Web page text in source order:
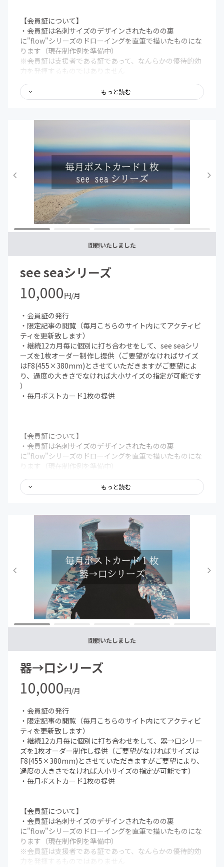
【会員証について】
・会員証は名刺サイズのデザインされたものの裏
に"flow"シリーズのドローイングを直筆で描いたものにな
ります（現在制作例を準備中）
※会員証は支援者である証であって、なんらかの優待的効
力を発揮するものではありません
【限定記事について】
・活動記録・近況報告とそれに対する心境や展望などを投
※打ち合わせの進行程度・オーダー内容等により期間が
変動いたします
※詳細なお届け日程につきましては打ち合わせの中でご
連絡させていただきます
※公共交通機関の状況等により到着が遅れる可能性もあ
りますのでご了承ください
・作品サイズは特典ごとの詳細に記載した通りになりま
す、その他のサイズへの変更につきましては、程度により
ますが対応可
能の場合もありますのでご相談ください
・完成後の修正は不可能となります
ものから似たタイプがべースになります、スタイルが全く
のを制作することはできませんのでご了承ください（本
文記載のイメージ画像やプロフィールのリンクより
Instagramをご覧ください）
【支援継続による特典について】
・継続6ヶ月後、12ヶ月が経過した時点でこちらよりご連
絡申しあげます
（その後作品のお届けまでは【オーダー制作について】
をご覧ください）
・途中で支援を辞め、再度支援を開始した場合、以前の継
続支援期間はカウントされません
もっと読む
閉鎖いたしました
see seaシリーズ
10,000円/月
・会員証の発行
・限定記事の閲覧（毎月こちらのサイト内にてアクティビ
ティを更新致します）
・継続12カ月毎に個別に打ち合わせをして、see seaシリ
ーズを1枚オーダー制作し提供（ご要望がなければサイズ
はF8(455×380mm)とさせていただきますがご要望によ
り、過度の大きさでなければ大小サイズの指定が可能です
）
・毎月ポストカード1枚の提供
【会員証について】
・会員証は名刺サイズのデザインされたものの裏
に"flow"シリーズのドローイングを直筆で描いたものにな
ります（現在制作例を準備中）
力を発揮するものではありません
・活動記録・近況報告とそれに対する心境や展望などを投
稿していきます（500～2000文字程度）
【オーダー制作について】
・完成からお届けまで2～3週間となります
※打ち合わせの進行程度・オーダー内容等により期間が
変動いたします
※詳細なお届け日程につきましては打ち合わせの中でご
連絡させていただきます
※公共交通機関の状況等により到着が遅れる可能性もあ
りますのでご了承ください
・作品サイズは特典ごとの詳細に記載した通りになりま
す、その他のサイズへの変更につきましては、程度により
・完成後の修正は不可能となります
・作品の仕上がりイメージは過去に四宮スズカが制作した
ものから似たタイプがべースになります、スタイルが全く
ことなるも
のを制作することはできませんのでご了承ください（本
文記載のイメージ画像やプロフィールのリンクより
Instagramをご覧ください）
【支援継続による特典について】
・継続6ヶ月後、12ヶ月が経過した時点でこちらよりご連
絡申しあげます
（その後作品のお届けまでは【オーダー制作について】
をご覧ください）
続支援期間はカウントされません
もっと読む
閉鎖いたしました
器→口シリーズ
10,000円/月
・会員証の発行
・限定記事の閲覧（毎月こちらのサイト内にてアクティビ
ティを更新致します）
・継続12カ月毎に個別に打ち合わせをして、器→口シリー
ズを1枚オーダー制作し提供（ご要望がなければサイズは
F8(455×380mm)とさせていただきますがご要望により、
過度の大きさでなければ大小サイズの指定が可能です）
・毎月ポストカード1枚の提供
【会員証について】
・会員証は名刺サイズのデザインされたものの裏
に"flow"シリーズのドローイングを直筆で描いたものにな
ります（現在制作例を準備中）
※会員証は支援者である証であって、なんらかの優待的効
力を発揮するものではありません